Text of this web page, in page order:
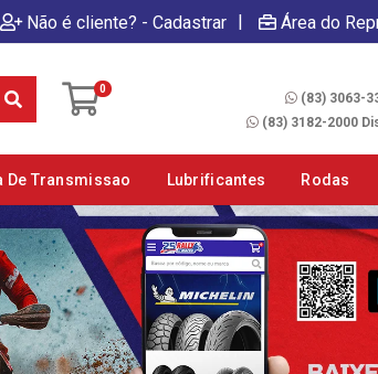
Não é cliente? - Cadastrar | Área do
0
(83) 3063-
(83) 3182-2000
De Transmissao Lubrificantes Rodas